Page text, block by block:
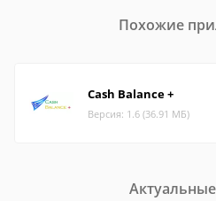
Похожие
Cash Balance +
Версия: 1.6 (36.91 МБ)